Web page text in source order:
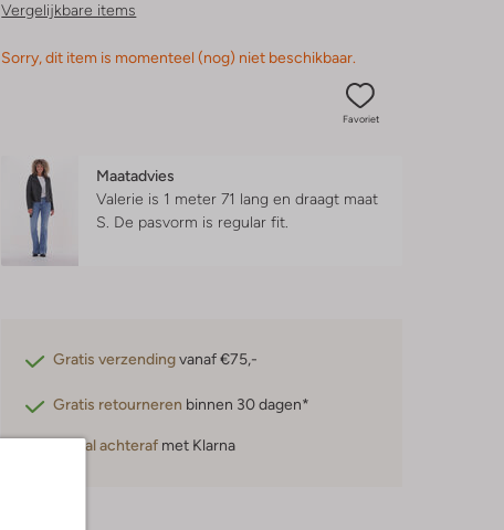
Vergelijkbare items
Sorry, dit item is momenteel (nog) niet beschikbaar.
Favoriet
Maatadvies
Valerie is 1 meter 71 lang en draagt maat
S. De pasvorm is regular fit
Gratis verzendingvanaf €75,-
Gratis retourneren binnen 30 dagen*
Betaal achteraf met Klarna